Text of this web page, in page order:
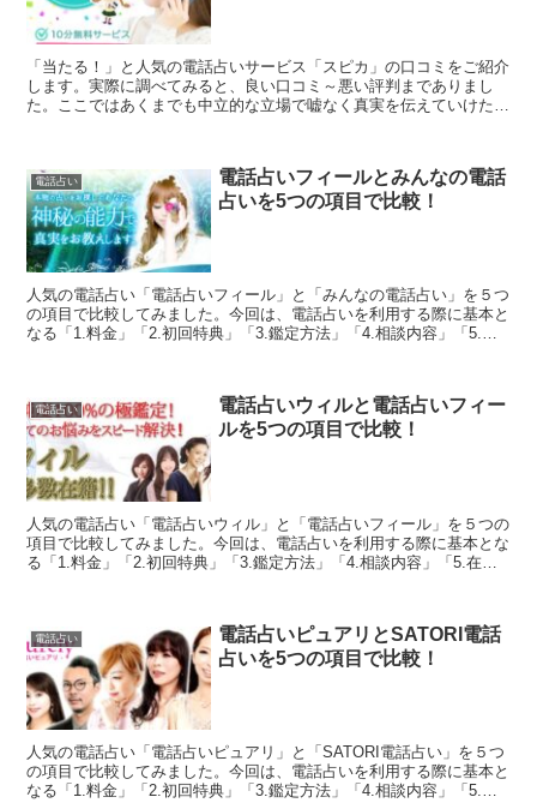
「当たる！」と人気の電話占いサービス「スピカ」の口コミをご紹介
します。実際に調べてみると、良い口コミ～悪い評判までありまし
た。ここではあくまでも中立的な立場で嘘なく真実を伝えていけたら
電話占い
電話占いフィールとみんなの電話
占いを5つの項目で比較！
人気の電話占い「電話占いフィール」と「みんなの電話占い」を５つ
の項目で比較してみました。今回は、電話占いを利用する際に基本と
なる「1.料金」「2.初回特典」「3.鑑定方法」「4.相談内容」「5.在
電話占い
電話占いウィルと電話占いフィー
ルを5つの項目で比較！
人気の電話占い「電話占いウィル」と「電話占いフィール」を５つの
項目で比較してみました。今回は、電話占いを利用する際に基本とな
る「1.料金」「2.初回特典」「3.鑑定方法」「4.相談内容」「5.在籍
電話占い
電話占いピュアリとSATORI電話
占いを5つの項目で比較！
人気の電話占い「電話占いピュアリ」と「SATORI電話占い」を５つ
の項目で比較してみました。今回は、電話占いを利用する際に基本と
なる「1.料金」「2.初回特典」「3.鑑定方法」「4.相談内容」「5.在